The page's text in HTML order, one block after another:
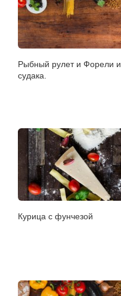
Рыбный рулет и Форели и
судака.
Курица с фунчезой